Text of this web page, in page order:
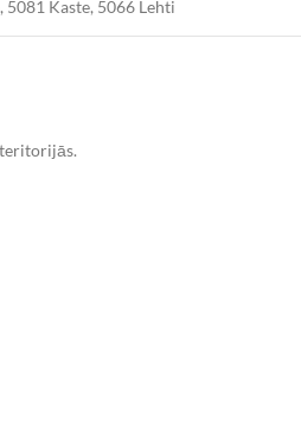
Kaste, 5066 Lehti